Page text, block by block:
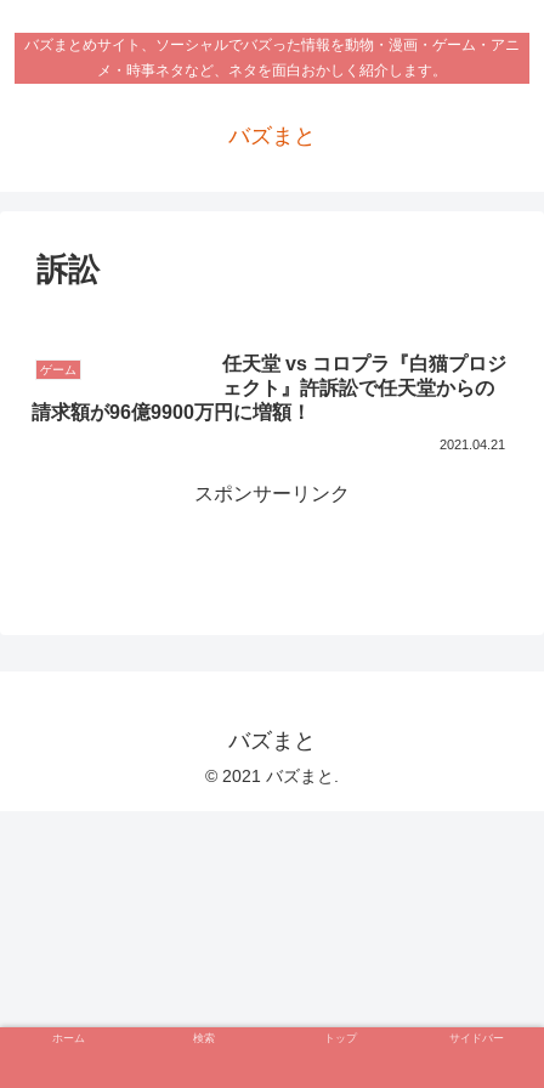
バズまとめサイト、ソーシャルでバズった情報を動物・漫画・ゲーム・アニ
メ・時事ネタなど、ネタを面白おかしく紹介します。
バズまと
訴訟
ゲーム
任天堂 vs コロプラ『白猫プロジ
ェクト』許訴訟で任天堂からの
請求額が96億9900万円に増額！
2021.04.21
スポンサーリンク
バズまと
© 2021 バズまと.
ホーム 検索 トップ サイドバー